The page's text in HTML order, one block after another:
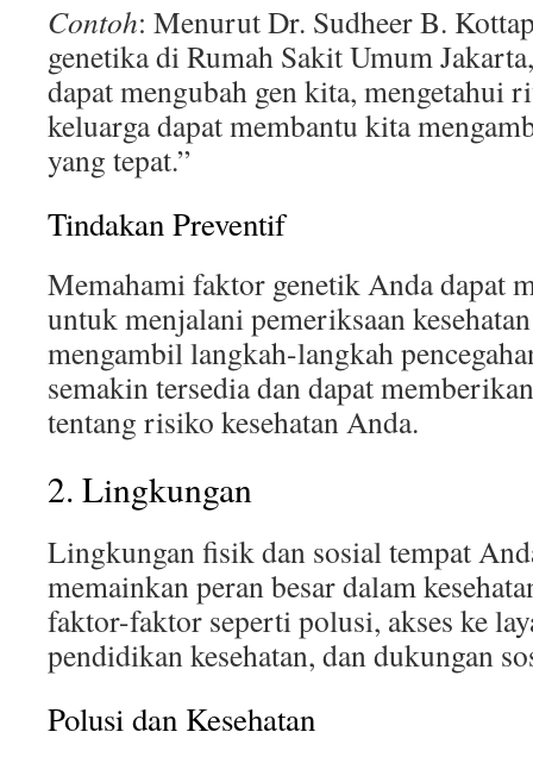
Contoh: Menurut Dr. Sudheer B.
genetika di Rumah Sakit Umum
dapat mengubah gen kita, mengetahui
keluarga dapat membantu kita
yang tepat.”
Tindakan Preventif
Memahami faktor genetik Anda dapat
untuk menjalani pemeriksaan
mengambil langkah-langkah
semakin tersedia dan dapat
tentang risiko kesehatan Anda.
2. Lingkungan
Lingkungan fisik dan sosial tempat
memainkan peran besar dalam
faktor-faktor seperti polusi, akses ke
pendidikan kesehatan, dan dukungan
Polusi dan Kesehatan